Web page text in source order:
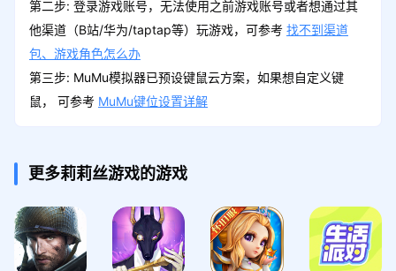
第二步: 登录游戏账号，无法使用之前游戏账号或者想通过其
他渠道（B站/华为/taptap等）玩游戏，可参考 找不到渠道
包、游戏角色怎么办
第三步: MuMu模拟器已预设键鼠云方案，如果想自定义键
鼠， 可参考 MuMu键位设置详解
更多莉莉丝游戏的游戏